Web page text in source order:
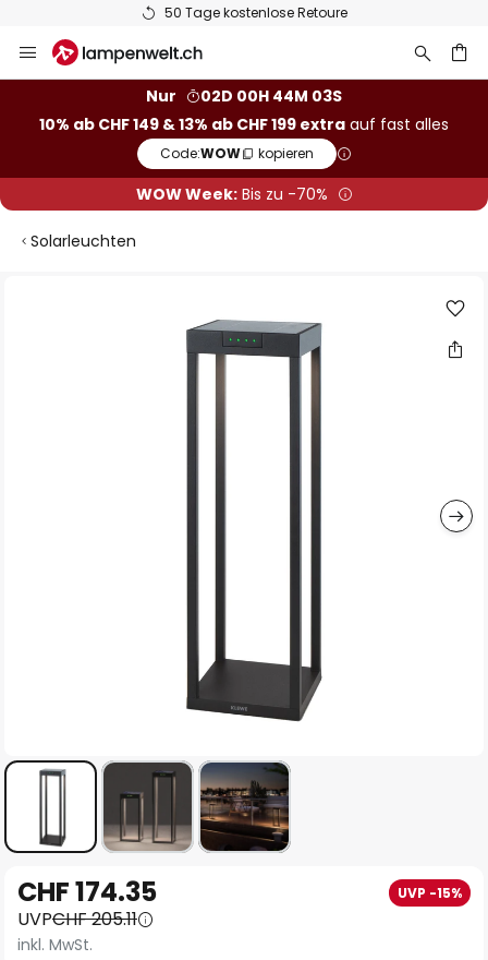
50 Tage kostenlose Retoure
Inhalt
Nur
02D 00H 44M 03S
10% ab CHF 149 & 13% ab CHF 199 extra auf fast alles
Code:WOW kopieren
WOW Week:Bis zu -70%
Solarleuchten
Anfang
der
Bildgalerie
CHF 174.35 UVP -15%
UVPCHF 205.11
inkl. MwSt.